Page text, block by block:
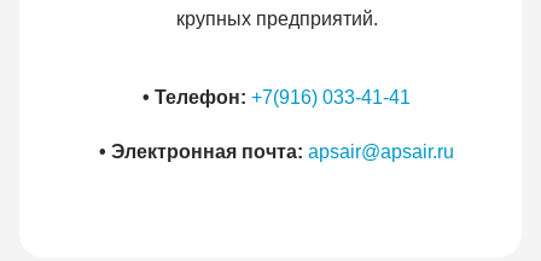
крупных предприятий.
• Телефон: +7(916) 033-41-41
• Электронная почта: apsair@apsair.ru